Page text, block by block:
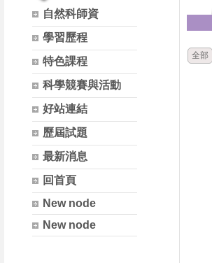
自然科師資
學習歷程
特色課程
科學競賽與活動
好站連結
歷屆試題
最新消息
回首頁
New node
New node
全部